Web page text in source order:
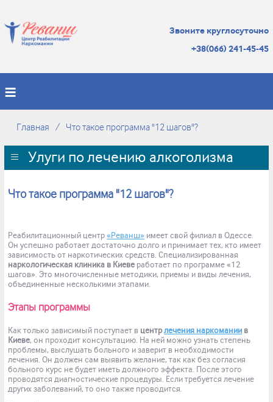
Звоните круглосуточно
+38(066) 241-45-45
Главная Что такое программа "12 шагов"?
Улуги по лечению алкоголизма
Что такое программа "12 шагов"?
Реабилитационный центр«Реванш» имеет свой филиал в Одессе.
Он успешно работает достаточно долго и принимает тех, кто имеет
зависимость от наркотических средств. Специализированная
наркологическая клиника в Киеве работает по программе «12
шагов». Это многочисленные методики, приемы и виды лечения,
объединенные несколькими этапами.
Этапы программы
Как только зависимый поступает в центрлечения наркомании в
Киеве, он проходит консультацию. На ней можно узнать степень
проблемы, выслушать больного и заверит в необходимости
лечения. Он должен сам выявить желание, так как без согласия
больного курс не будет иметь должного эффекта. После этого
проводятся диагностические процедуры. Если требуется лечение
других заболеваний, то оно также проводится.